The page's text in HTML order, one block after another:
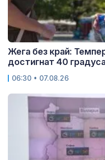
Жега без край:
достигнат 40
06:30 • 07.08.26